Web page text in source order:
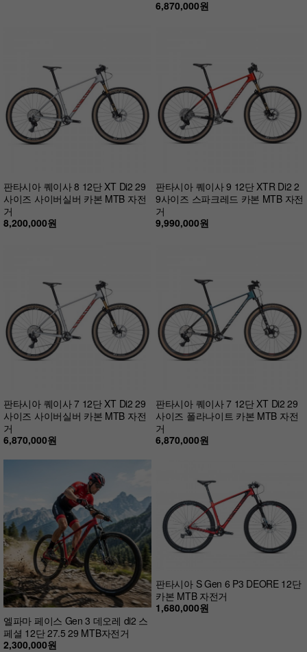
6,870,000원
판타시아 퀘이사 8 12단 XT Di2 29
사이즈 사이버실버 카본 MTB 자전
거
8,200,000원
판타시아 퀘이사 9 12단 XTR Di2 2
9사이즈 스파크레드 카본 MTB 자전
거
9,990,000원
판타시아 퀘이사 7 12단 XT Di2 29
사이즈 사이버실버 카본 MTB 자전
거
6,870,000원
판타시아 퀘이사 7 12단 XT Di2 29
사이즈 폴라나이트 카본 MTB 자전
거
6,870,000원
엘파마 페이스 Gen 3 데오레 di2 스
페셜 12단 27.5 29 MTB자전거
2,300,000원
판타시아 S Gen 6 P3 DEORE 12단
카본 MTB 자전거
1,680,000원